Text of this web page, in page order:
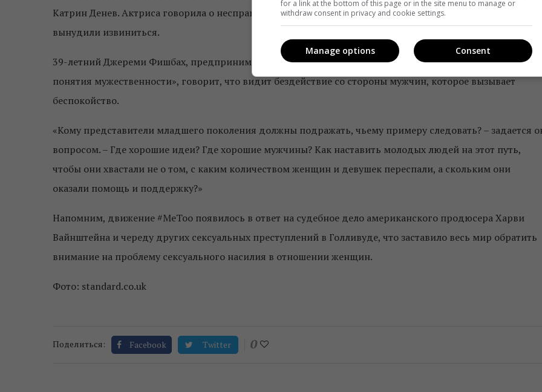
Катрин Денев. Актриса говорила о несправедливости нападок на мужчин, за что в последствии ее
вынудили извиниться.
39-летний Джереми Фишбах, предприниматель из Нового Орлеана, писавший о «переформулировании
понятия мужественности», говорит, что видит бездействие со стороны мужчин, которое вызывает
беспокойство.
«Кому представители младшего поколения должны подражать, чьему примеру следовать? – задается
вопросом. – Где хорошие идеи? Где хорошие мужчины? Как наставить молодых людей на этот путь,
чтобы они хвастали не о том, с каким количеством женщин и девушек переспали, а скольким они
оказали помощь и поддержку?»
Напомним, движение #MeToo появилось в ответ на судебное дело американского продюсера Харви
Вайнштейна и череду других сексуальных преступлений в Голливуде, что заставило весь мир обратить
внимание на проблему сексуального насилия в отношении женщин.
Фото: standard.co.uk
Поделиться: Facebook Twitter 0
for a link at the bottom of this page or in the site menu to manage or
withdraw consent in privacy and cookie settings.
Consent
Manage options